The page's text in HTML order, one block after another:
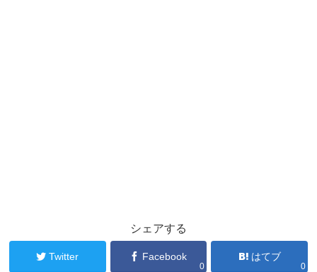
シェアする
Twitter Facebook
0
はてブ
0